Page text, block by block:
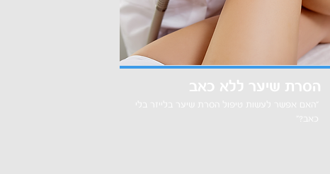
הסרת שיער ללא כאב
"האם אפשר לעשות טיפול הסרת שיער בלייזר בלי
כאב?"